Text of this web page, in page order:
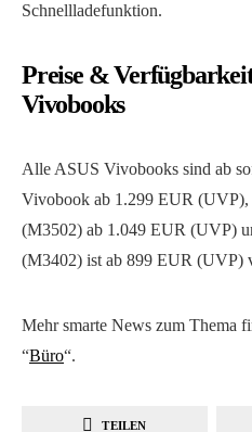
Schnellladefunktion.
Preise &
Vivobooks
Alle ASUS Vivobooks sind ab
Vivobook ab 1.299 EUR
(M3502) ab 1.049 EUR (UVP)
(M3402) ist ab 899 EUR (UVP)
Mehr smarte News zum Thema
“Büro“.
TEILEN